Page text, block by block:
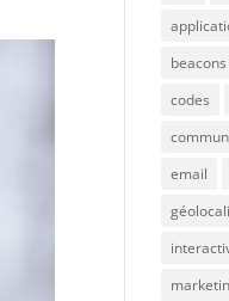
beacons
codes
email